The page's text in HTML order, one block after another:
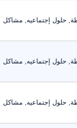
حلول إجتماعيه, مشاكل
حلول إجتماعيه, مشاكل
حلول إجتماعيه, مشاكل